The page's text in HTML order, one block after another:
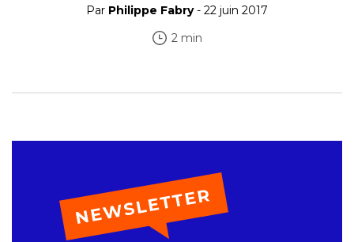
Par Philippe Fabry- 22 juin 2017
2 min